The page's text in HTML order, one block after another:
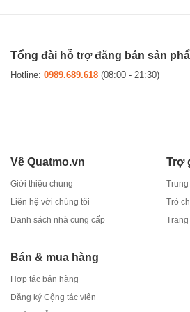
Tổng đài hỗ trợ đăng bán sản
Hotline: 0989.689.618 (08:00 - 21:30)
Về Quatmo.vn
Giới thiệu chung
Liên hệ với chúng tôi
Danh sách nhà cung cấp
Trợ
Trò
Bán & mua hàng
Hợp tác bán hàng
Đăng ký Cộng tác viên